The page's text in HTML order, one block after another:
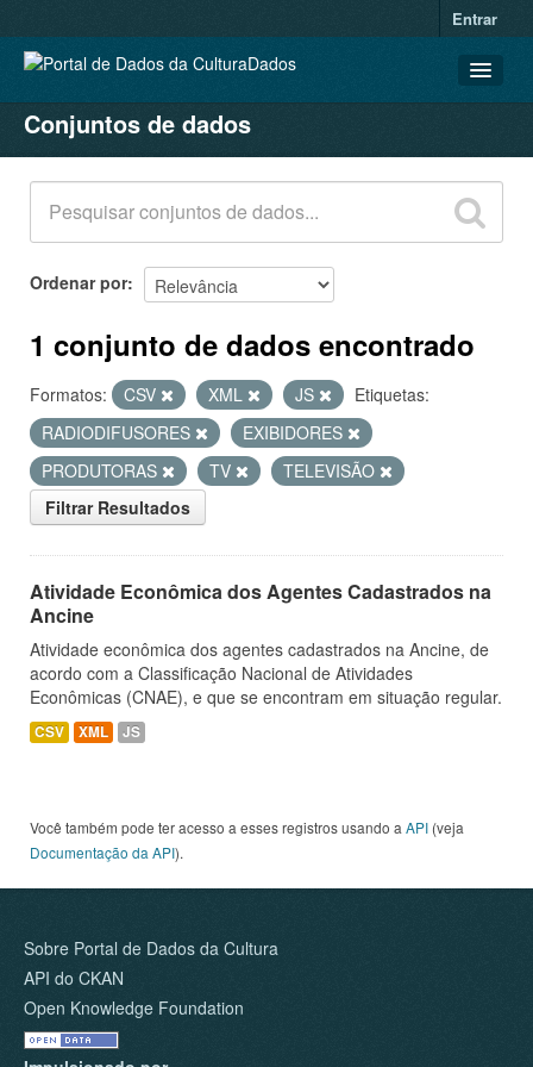
Entrar
CONJUNTOS DE DADOS
ORGANIZAÇÕES
GRUPOS
SOBRE
Conjuntos de dados
Ordenar por
1 conjunto de dados encontrado
Formatos: CSV XML JS
Etiquetas:
RADIODIFUSORES
EXIBIDORES
PRODUTORAS
TV
TELEVISÃO
Filtrar Resultados
Atividade Econômica dos Agentes Cadastrados na
Ancine
Atividade econômica dos agentes cadastrados na Ancine, de
acordo com a Classificação Nacional de Atividades
Econômicas (CNAE), e que se encontram em situação regular.
CSV XML JS
Você também pode ter acesso a esses registros usando a API (veja
Documentação da API).
Sobre Portal de Dados da Cultura
API do CKAN
Open Knowledge Foundation